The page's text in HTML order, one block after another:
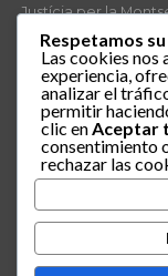
Justícia per la
25J – Día Mundial
ERE encubierto en
Actes centrals 90
central i per dies.
VAGA
DOCUMENTAL
Respetamos
Las cookies nos
experiencia,
analizar el
permitir
clic en Aceptar
consentimiento
rechazar las